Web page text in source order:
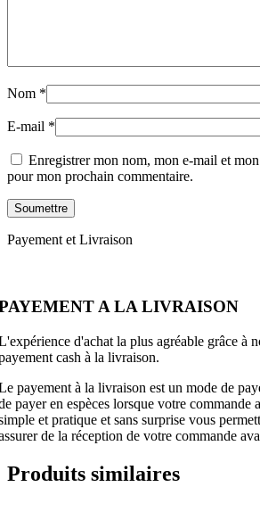
Nom *
E-mail *
Enregistrer mon nom, mon e-mail et
pour mon prochain commentaire.
Payement et Livraison
A LA LIVRAISON
d'achat la plus agréable grâce à
cash à la livraison.
payement à la livraison est un mode de
payer en espèces lorsque votre commande
et pratique et sans surprise vous
de la réception de votre commande
Produits similaires